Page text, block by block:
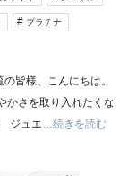
プラチナ
皆様、こんにちは。
かさを取り入れたくな
ジュエ…続きを読む